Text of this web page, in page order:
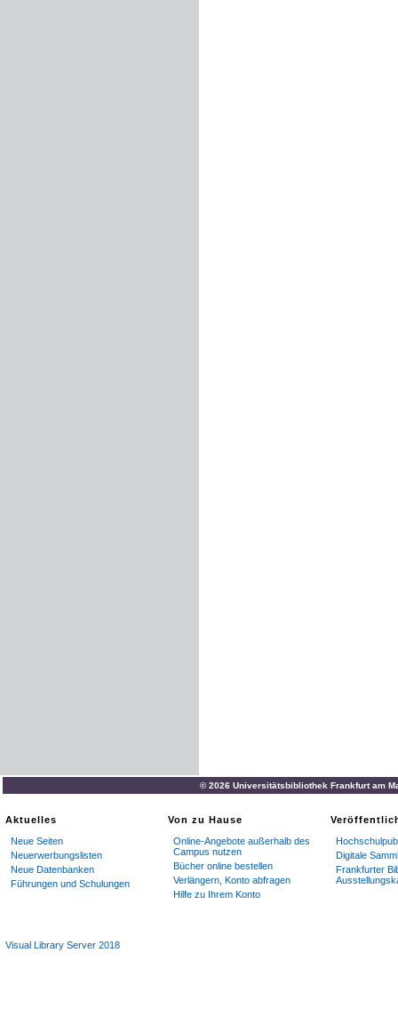
© 2026 Universitätsbibliothek Frankfurt am
Aktuelles
Neue Seiten
Neuerwerbungslisten
Neue Datenbanken
Führungen und Schulungen
Von zu Hause
Online-Angebote außerhalb des
Campus nutzen
Bücher online bestellen
Verlängern, Konto abfragen
Hilfe zu Ihrem Konto
Digitale
Frankfurter
Visual Library Server 2018